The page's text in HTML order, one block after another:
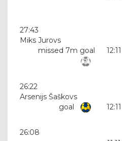
27:43
Miks Jurovs
missed 7m goal
12:11
26:22
Arsenijs Šaškovs
goal
12:11
26:08